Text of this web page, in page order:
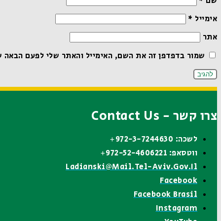
אימייל *
אתר
שמור בדפדפן זה את השם, האימייל והאתר שלי לפעם הבאה
צרו קשר - Contact Us
לשכה: 972-3-7244630+
ווטסאפ: 972-52-4606221+
Ladianski@mail.tel-Aviv.gov.il
Facebook
Facebook Brasil
Instagram